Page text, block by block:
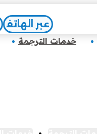
عبر الهاتف
خدمات الترجمة